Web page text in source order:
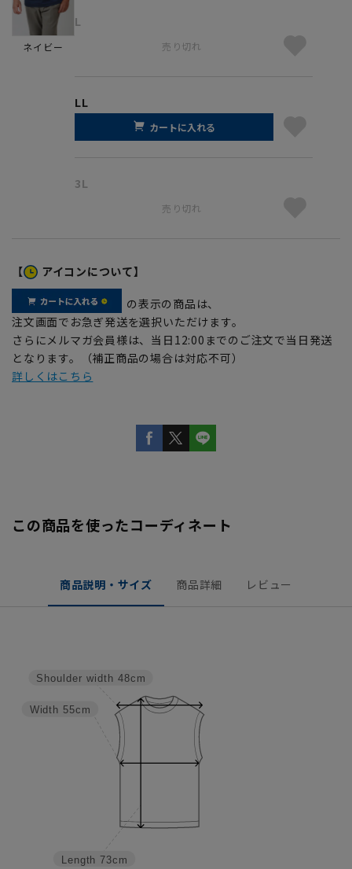
ネイビー
L
売り切れ
LL
カートに入れる
3L
売り切れ
【 アイコンについて】
の表示の商品は、
注文画面でお急ぎ発送を選択いただけます。
さらにメルマガ会員様は、当日12:00までのご注文で当日発送
となります。（補正商品の場合は対応不可）
詳しくはこちら
この商品を使ったコーディネート
商品説明・サイズ 商品詳細 レビュー
Length 73cm
Width 55cm
Shoulder width 48cm